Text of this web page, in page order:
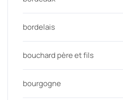
bordelais
bouchard père et fils
bourgogne